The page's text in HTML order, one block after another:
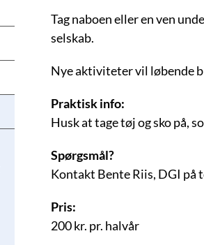
Tag naboen eller en ven
selskab.
Nye aktiviteter vil løbende
Praktisk info:
Husk at tage tøj og sko på,
Spørgsmål?
Kontakt Bente Riis, DGI på
Pris:
200 kr. pr. halvår